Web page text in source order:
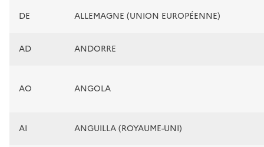
DE ALLEMAGNE (UNION EUROPÉENNE)
AD ANDORRE
AO ANGOLA
AI ANGUILLA (ROYAUME-UNI)